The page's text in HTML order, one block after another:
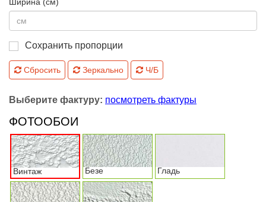
Сохранить пропорции
Сбросить Зеркально Ч/Б
Выберите фактуру: посмотреть фактуры
ФОТООБОИ
Винтаж Безе Гладь